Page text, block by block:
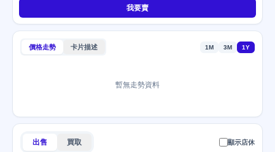
我要賣
價格走勢 卡片描述 1M 3M 1Y
暫無走勢資料
出售 買取 顯示店休